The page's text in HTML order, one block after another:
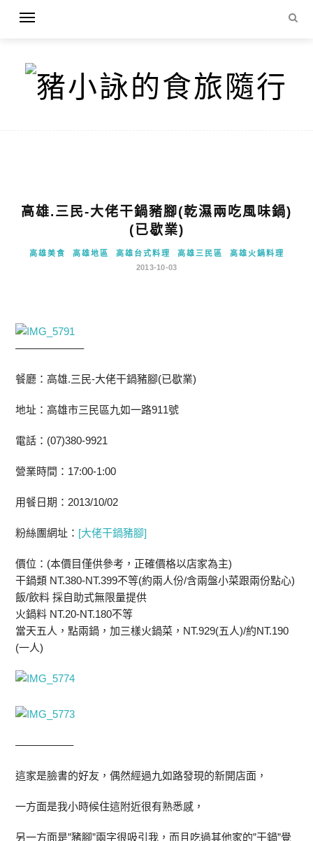
高雄.三民-大佬干鍋豬腳(乾濕兩吃風味鍋)
(已歇業)
高雄美食 高雄地區 高雄台式料理 高雄三民區
高雄火鍋料理
2013-10-03
——————–
餐廳：高雄.三民-大佬干鍋豬腳(已歇業)
地址：高雄市三民區九如一路911號
電話：(07)380-9921
營業時間：17:00-1:00
用餐日期：2013/10/02
粉絲團網址： [大佬干鍋豬腳]
價位：(本價目僅供參考，正確價格以店家為主)
干鍋類 NT.380-NT.399不等(約兩人份/含兩盤小菜跟兩份點心)
飯/飲料 採自助式無限量提供
火鍋料 NT.20-NT.180不等
當天五人，點兩鍋，加三樣火鍋菜，NT.929(五人)/約NT.190
(一人)
—————–
這家是臉書的好友，偶然經過九如路發現的新開店面，
一方面是我小時候住這附近很有熟悉感，
另一方面是”豬腳”兩字很吸引我，而且吃過其他家的”干鍋”覺